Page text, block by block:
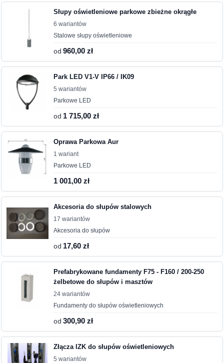
Słupy oświetleniowe parkowe zbieżne okrągłe
6 wariantów
Stalowe słupy oświetleniowe
od960,00 zł
Park LED V1-V IP66 / IK09
5 wariantów
Parkowe LED
od 1 715,00 zł
Oprawa Parkowa Aur
1 wariant
Parkowe LED
1 001,00 zł
Akcesoria do słupów stalowych
17 wariantów
Akcesoria do słupów
od 17,60 zł
Prefabrykowane fundamenty F75 - F160 / 200-250
żelbetowe do słupów i masztów
24 wariantów
Fundamenty do słupów oświetleniowych
od300,90 zł
Złącza IZK do słupów oświetleniowych
5 wariantów